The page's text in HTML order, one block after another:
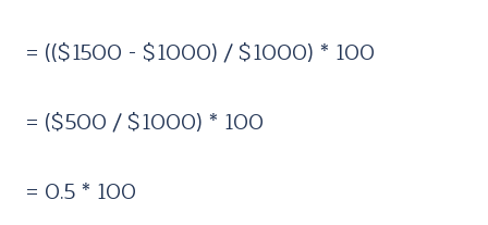
= (($1500 - $1000) / $1000) * 100
= ($500 / $1000) * 100
= 0.5 * 100